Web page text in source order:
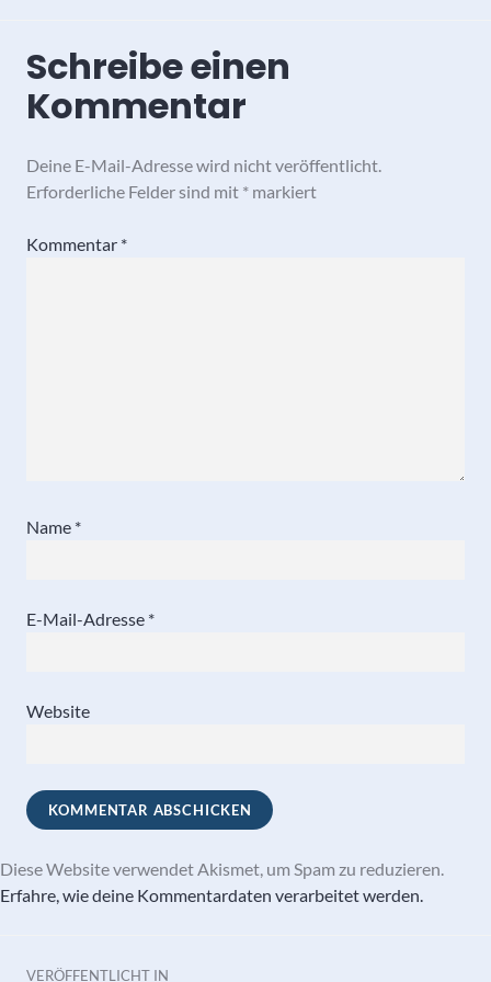
Schreibe einen
Kommentar
Deine E-Mail-Adresse wird nicht veröffentlicht.
Erforderliche Felder sind mit * markiert
Kommentar *
Name *
E-Mail-Adresse *
Website
Diese Website verwendet Akismet, um Spam zu reduzieren.
Erfahre, wie deine Kommentardaten verarbeitet werden.
VERÖFFENTLICHT IN